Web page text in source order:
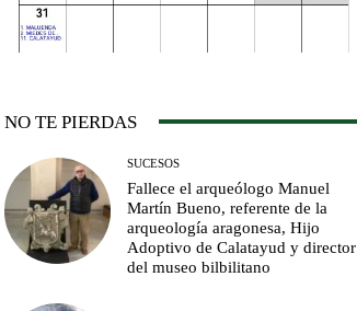
NO TE PIERDAS
SUCESOS
Fallece el arqueólogo Manuel
Martín Bueno, referente de la
arqueología aragonesa, Hijo
Adoptivo de Calatayud y director
del museo bilbilitano